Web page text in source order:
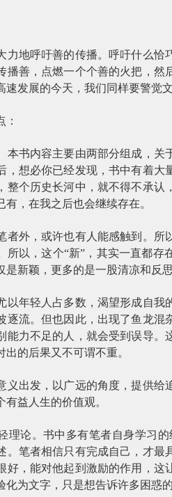
力地呼吁善的传播。呼吁什么
播善，点燃一个个善的火把，
速发展的今天，我们同样要警觉
：
本书内容主要由两部分组成，
，想必你已经发现，书中有着
整个历史长河中，就不得不承
，在我之后也会继续存在。
者外，或许也有人能感触到。
所以，这个“新”，其实一直都
是新颖，更多的是一股清凉和反
以年轻人占多数，渴望形成自
逐流。但也因此，出现了鱼龙
能力不足的人，就会受到误导
的后果又不可谓不重。
义出发，以广远的角度，提供给
益人生的价值观。
理论。书中多有笔者自身学习
。笔者相信只有完成自己，才
好，能对他起到激励的作用，
化为文字，只是想告诉许多困惑